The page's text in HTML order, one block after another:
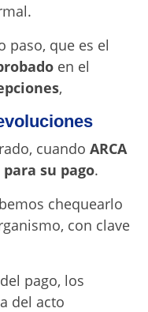
paso, que es el
en el
,
cuando ARCA
su pago.
chequearlo
con clave
pago, los
del acto